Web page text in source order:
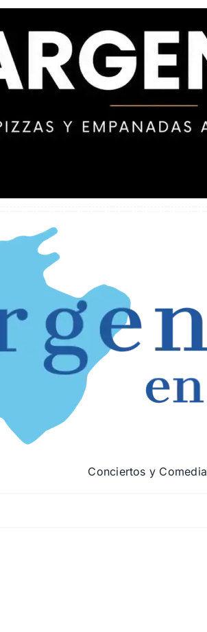
Conciertos y Comedia